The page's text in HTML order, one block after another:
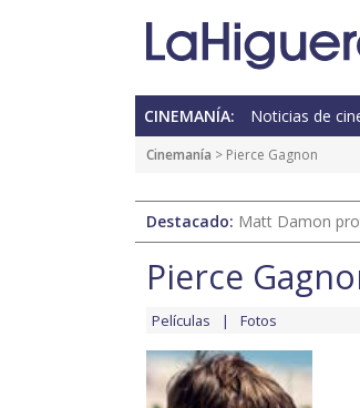
CINEMANÍA: Noticias de
Cinemanía > Pierce Gagnon
Destacado: Matt Damon
Pierce
Películas Fotos